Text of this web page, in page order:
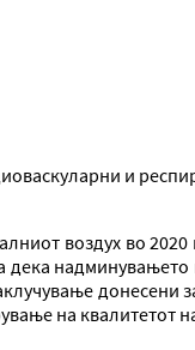
и
воздух во
надминувањето
на квалитетот